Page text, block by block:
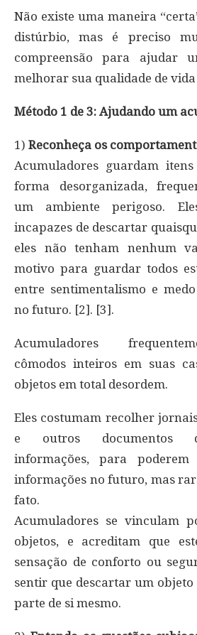
Não existe uma maneira
distúrbio, mas é preciso
compreensão para ajudar
melhorar sua qualidade de vida
Método 1 de 3: Ajudando um
1) Reconheça os
Acumuladores guardam
forma desorganizada,
um ambiente perigoso.
incapazes de descartar
eles não tenham nenhum
motivo para guardar todos
entre sentimentalismo e
no futuro. [2]. [3].
Acumuladores
cômodos inteiros em suas
objetos em total desordem.
Eles costumam recolher
e outros documentos
informações, para
informações no futuro, mas
fato.
Acumuladores se vinculam
objetos, e acreditam que
sensação de conforto ou
sentir que descartar um
parte de si mesmo.